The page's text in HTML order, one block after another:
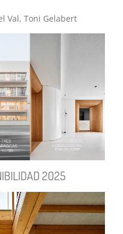
Val, Toni Gelabert
2025